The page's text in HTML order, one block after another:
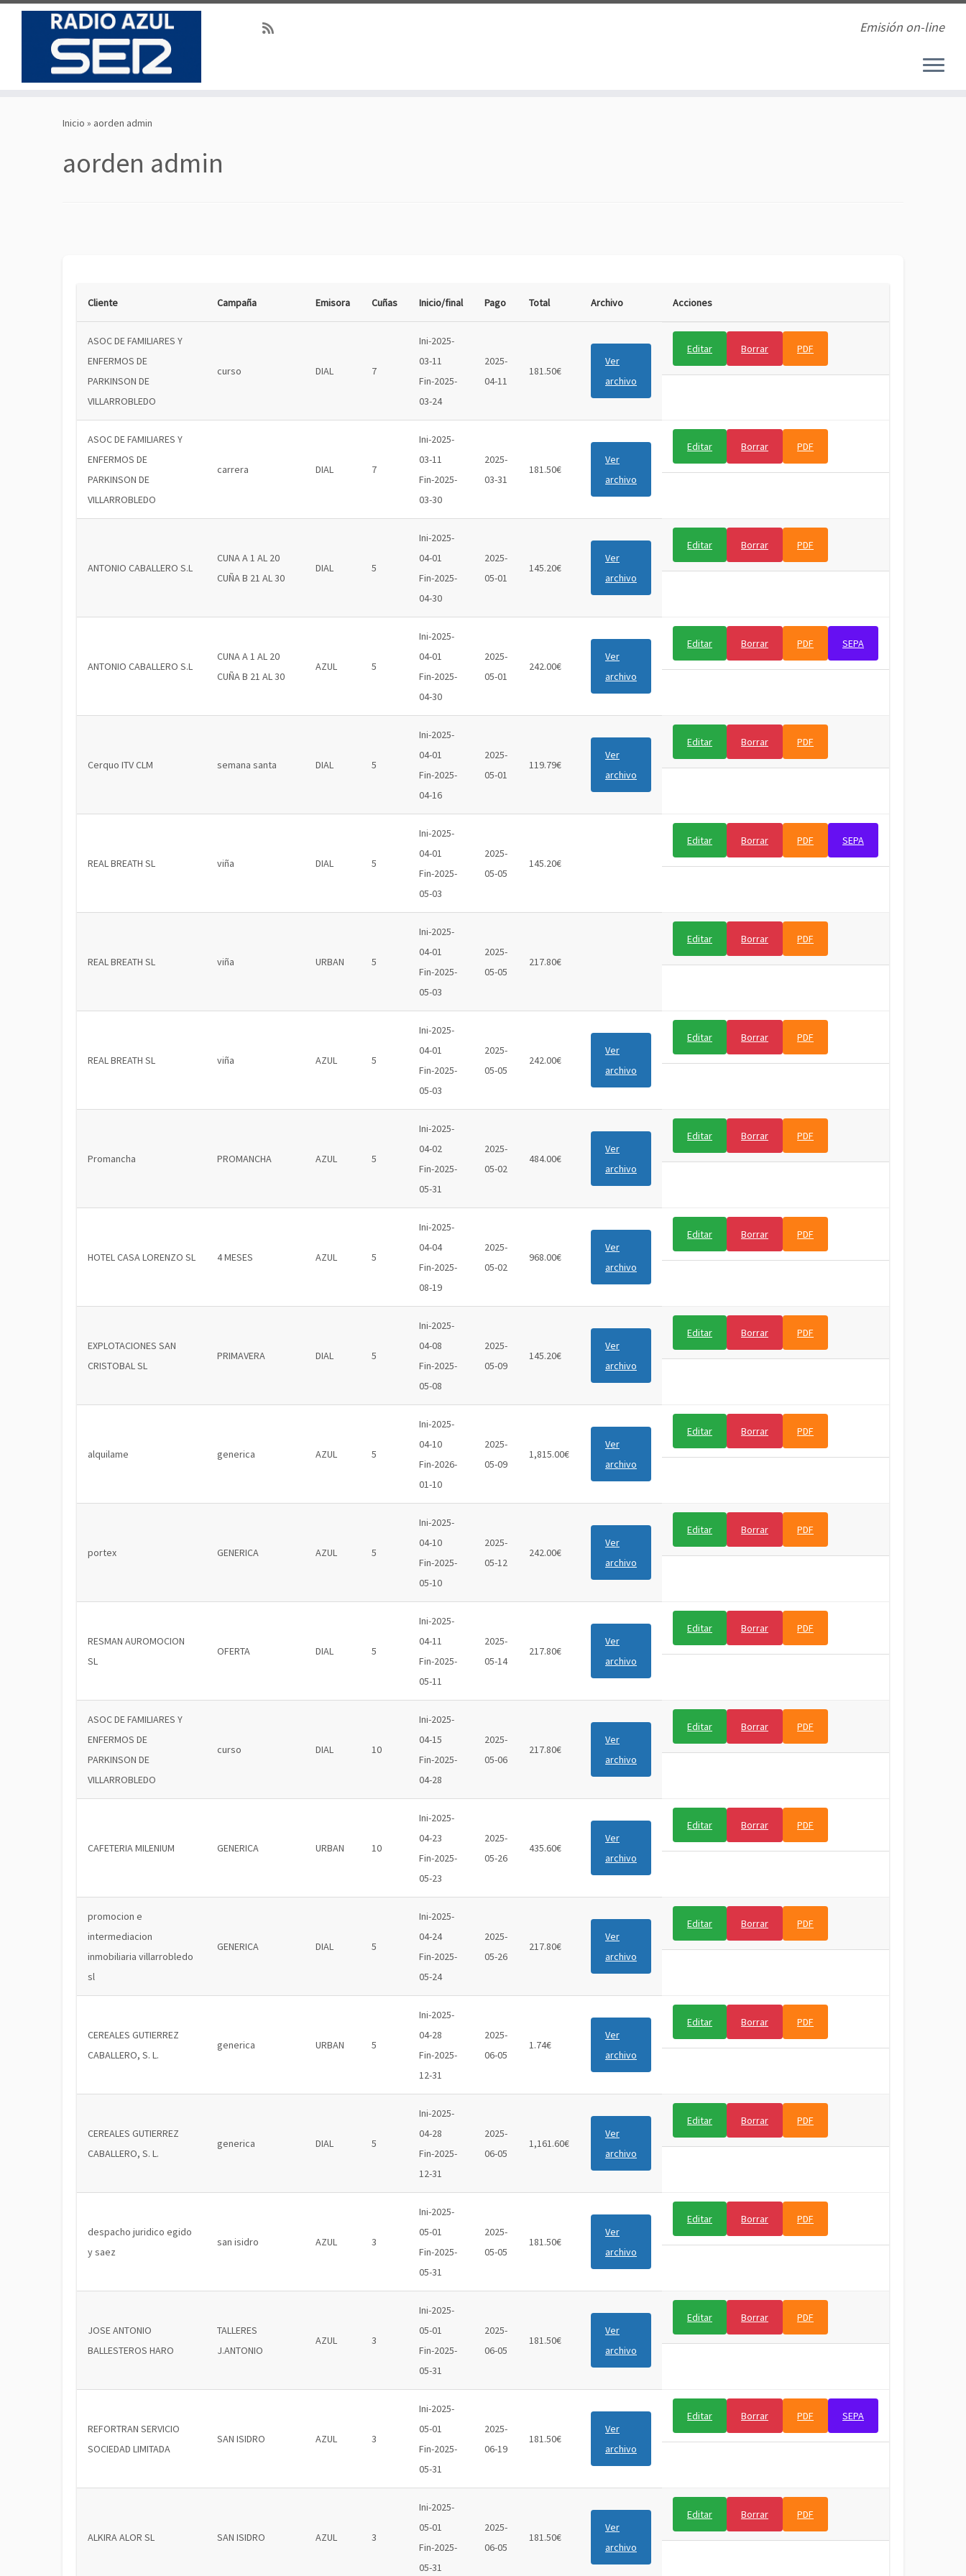
Emisión on-line
Inicio » aorden admin
aorden admin
Cliente Campaña Emisora Cuñas Inicio/final Pago Total Archivo Acciones
ASOC DE FAMILIARES Y
ENFERMOS DE
PARKINSON DE
VILLARROBLEDO
curso DIAL 7
Ini-2025-
03-11
Fin-2025-
03-24
2025-
04-11
181.50€
Ver
archivo
Editar Borrar PDF
ASOC DE FAMILIARES Y
ENFERMOS DE
PARKINSON DE
VILLARROBLEDO
carrera DIAL 7
Ini-2025-
03-11
Fin-2025-
03-30
2025-
03-31
181.50€
Ver
archivo
Editar Borrar PDF
ANTONIO CABALLERO S.L
CUNA A 1 AL 20
CUÑA B 21 AL 30
DIAL 5
Ini-2025-
04-01
Fin-2025-
04-30
2025-
05-01
145.20€
Ver
archivo
Editar Borrar PDF
ANTONIO CABALLERO S.L
CUNA A 1 AL 20
CUÑA B 21 AL 30
AZUL 5
Ini-2025-
04-01
Fin-2025-
04-30
2025-
05-01
242.00€
Ver
archivo
Editar Borrar PDF SEPA
Cerquo ITV CLM semana santa DIAL 5
Ini-2025-
04-01
Fin-2025-
04-16
2025-
05-01
119.79€
Ver
archivo
Editar Borrar PDF
REAL BREATH SL viña DIAL 5
Ini-2025-
04-01
Fin-2025-
05-03
2025-
05-05
145.20€
Editar Borrar PDF SEPA
REAL BREATH SL viña URBAN 5
Ini-2025-
04-01
Fin-2025-
05-03
2025-
05-05
217.80€
Editar Borrar PDF
REAL BREATH SL viña AZUL 5
Ini-2025-
04-01
Fin-2025-
05-03
2025-
05-05
242.00€
Ver
archivo
Editar Borrar PDF
Promancha PROMANCHA AZUL 5
Ini-2025-
04-02
Fin-2025-
05-31
2025-
05-02
484.00€
Ver
archivo
Editar Borrar PDF
HOTEL CASA LORENZO SL 4 MESES AZUL 5
Ini-2025-
04-04
Fin-2025-
08-19
2025-
05-02
968.00€
Ver
archivo
Editar Borrar PDF
EXPLOTACIONES SAN
CRISTOBAL SL
PRIMAVERA DIAL 5
Ini-2025-
04-08
Fin-2025-
05-08
2025-
05-09
145.20€
Ver
archivo
Editar Borrar PDF
alquilame generica AZUL 5
Ini-2025-
04-10
Fin-2026-
01-10
2025-
05-09
1,815.00€
Ver
archivo
Editar Borrar PDF
portex GENERICA AZUL 5
Ini-2025-
04-10
Fin-2025-
05-10
2025-
05-12
242.00€
Ver
archivo
Editar Borrar PDF
RESMAN AUROMOCION
SL
OFERTA DIAL 5
Ini-2025-
04-11
Fin-2025-
05-11
2025-
05-14
217.80€
Ver
archivo
Editar Borrar PDF
ASOC DE FAMILIARES Y
ENFERMOS DE
PARKINSON DE
VILLARROBLEDO
curso DIAL 10
Ini-2025-
04-15
Fin-2025-
04-28
2025-
05-06
217.80€
Ver
archivo
Editar Borrar PDF
CAFETERIA MILENIUM GENERICA URBAN 10
Ini-2025-
04-23
Fin-2025-
05-23
2025-
05-26
435.60€
Ver
archivo
Editar Borrar PDF
promocion e
intermediacion
inmobiliaria villarrobledo
sl
GENERICA DIAL 5
Ini-2025-
04-24
Fin-2025-
05-24
2025-
05-26
217.80€
Ver
archivo
Editar Borrar PDF
CEREALES GUTIERREZ
CABALLERO, S. L.
generica URBAN 5
Ini-2025-
04-28
Fin-2025-
12-31
2025-
06-05
1.74€
Ver
archivo
Editar Borrar PDF
CEREALES GUTIERREZ
CABALLERO, S. L.
generica DIAL 5
Ini-2025-
04-28
Fin-2025-
12-31
2025-
06-05
1,161.60€
Ver
archivo
Editar Borrar PDF
despacho juridico egido
y saez
san isidro AZUL 3
Ini-2025-
05-01
Fin-2025-
05-31
2025-
05-05
181.50€
Ver
archivo
Editar Borrar PDF
JOSE ANTONIO
BALLESTEROS HARO
TALLERES
J.ANTONIO
AZUL 3
Ini-2025-
05-01
Fin-2025-
05-31
2025-
06-05
181.50€
Ver
archivo
Editar Borrar PDF
REFORTRAN SERVICIO
SOCIEDAD LIMITADA
SAN ISIDRO AZUL 3
Ini-2025-
05-01
Fin-2025-
05-31
2025-
06-19
181.50€
Ver
archivo
Editar Borrar PDF SEPA
ALKIRA ALOR SL SAN ISIDRO AZUL 3
Ini-2025-
05-01
Fin-2025-
05-31
2025-
06-05
181.50€
Ver
archivo
Editar Borrar PDF